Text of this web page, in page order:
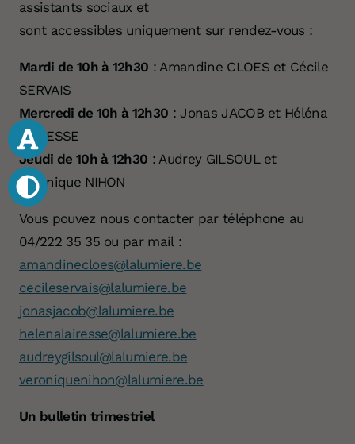
assistants sociaux et
sont accessibles uniquement sur rendez-vous :
Mardi de 10h à 12h30 : Amandine CLOES et Cécile
SERVAIS
Mercredi de 10h à 12h30 : Jonas JACOB et Héléna
LAIRESSE
Jeudi de 10h à 12h30 : Audrey GILSOUL et
Véronique NIHON
Vous pouvez nous contacter par téléphone au
04/222 35 35 ou par mail :
amandinecloes@lalumiere.be
cecileservais@lalumiere.be
jonasjacob@lalumiere.be
helenalairesse@lalumiere.be
audreygilsoul@lalumiere.be
veroniquenihon@lalumiere.be
Un bulletin trimestriel